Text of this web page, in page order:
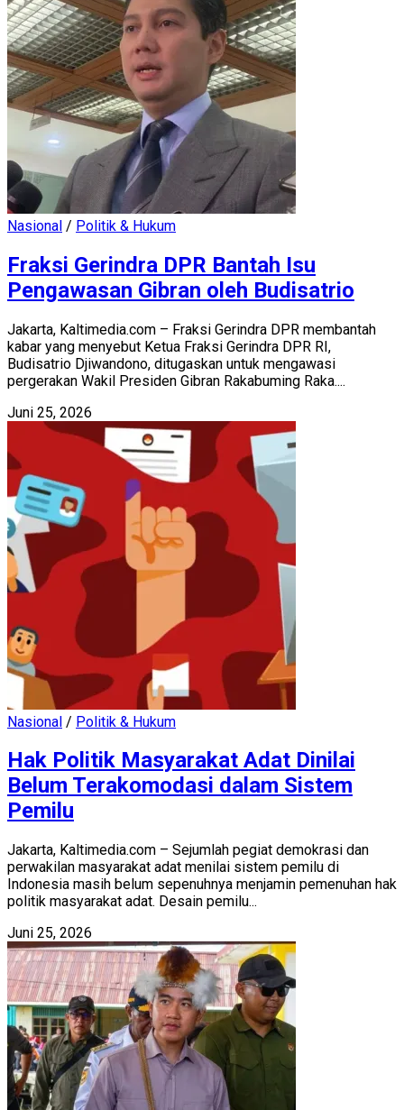
Nasional / Politik & Hukum
Fraksi Gerindra DPR Bantah Isu
Pengawasan Gibran oleh Budisatrio
Jakarta, Kaltimedia.com – Fraksi Gerindra DPR membantah
kabar yang menyebut Ketua Fraksi Gerindra DPR RI,
Budisatrio Djiwandono, ditugaskan untuk mengawasi
pergerakan Wakil Presiden Gibran Rakabuming Raka....
Juni 25, 2026
Nasional / Politik & Hukum
Hak Politik Masyarakat Adat Dinilai
Belum Terakomodasi dalam Sistem
Pemilu
Jakarta, Kaltimedia.com – Sejumlah pegiat demokrasi dan
perwakilan masyarakat adat menilai sistem pemilu di
Indonesia masih belum sepenuhnya menjamin pemenuhan hak
politik masyarakat adat. Desain pemilu...
Juni 25, 2026